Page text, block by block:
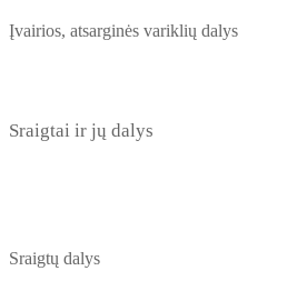
Įvairios, atsarginės variklių dalys
Sraigtai ir jų dalys
Sraigtų dalys